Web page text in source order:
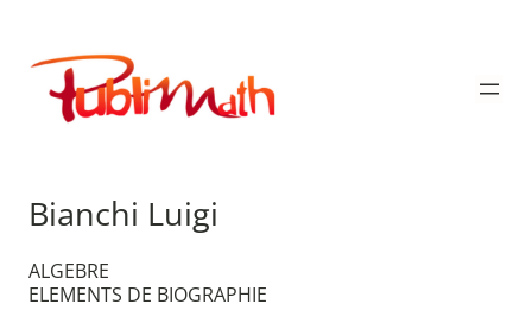
contenu
Publimath
Bianchi Luigi
ALGEBRE
ELEMENTS DE BIOGRAPHIE